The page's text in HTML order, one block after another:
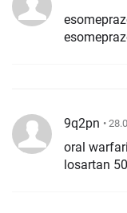
9q2pn •
oral
losartan